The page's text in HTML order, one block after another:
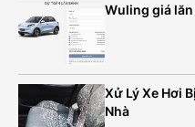
Wuling giá
Xử Lý Xe Hơi
Nhà